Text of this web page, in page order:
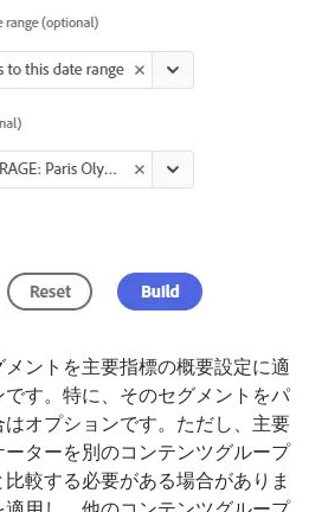
ントを主要指標の概要設定に適
す。特に、そのセグメントをパ
オプションです。ただし、主要
ターを別のコンテンツグループ
較する必要がある場合がありま